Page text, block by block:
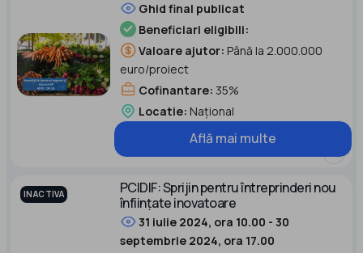
Ghid final publicat
Beneficiari eligibili:
Valoare ajutor: Până la 2.000.000
euro/proiect
Cofinantare: 35%
Locatie: Național
Află mai multe
INACTIVA
PCIDIF: Sprijin pentru întreprinderi nou
înființate inovatoare
31 iulie 2024, ora 10.00 - 30
septembrie 2024, ora 17.00